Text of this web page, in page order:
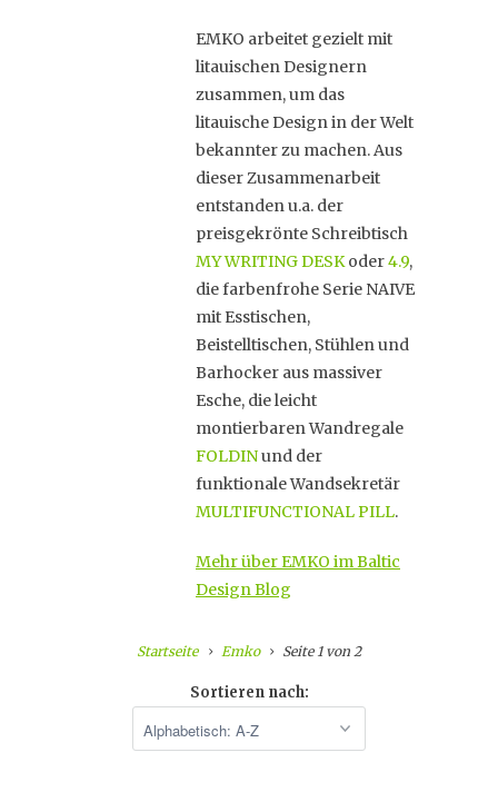
EMKO arbeitet gezielt mit
litauischen Designern
zusammen, um das
litauische Design in der Welt
bekannter zu machen. Aus
dieser Zusammenarbeit
entstanden u.a. der
preisgekrönte Schreibtisch
MY WRITING DESKoder4.9,
die farbenfrohe Serie NAIVE
mit Esstischen,
Beistelltischen, Stühlen und
Barhocker aus massiver
Esche, die leicht
montierbaren Wandregale
FOLDINund der
funktionale Wandsekretär
MULTIFUNCTIONAL PILL.
Mehr über EMKO im Baltic
Design Blog
Startseite Emko Seite 1 von 2
Sortieren nach: